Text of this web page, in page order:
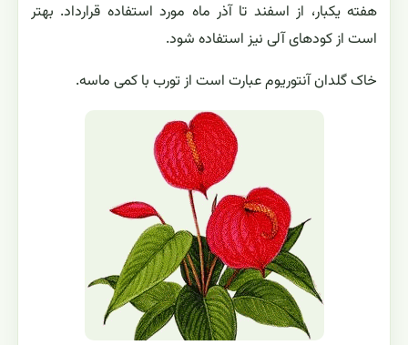
هفته یکبار، از اسفند تا آذر ماه مورد استفاده قرارداد. بهتر
است از کودهای آلی نیز استفاده شود.
خاک گلدان آنتوریوم عبارت است از تورب با کمی ماسه.